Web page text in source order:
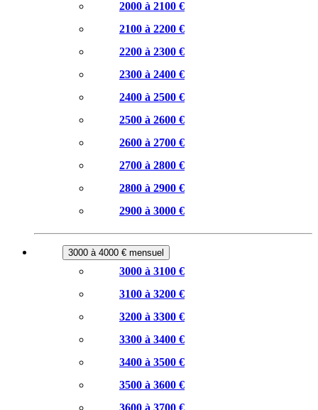
2000 à 2100 €
2100 à 2200 €
2200 à 2300 €
2300 à 2400 €
2400 à 2500 €
2500 à 2600 €
2600 à 2700 €
2700 à 2800 €
2800 à 2900 €
2900 à 3000 €
3000 à 4000 € mensuel
3000 à 3100 €
3100 à 3200 €
3200 à 3300 €
3300 à 3400 €
3400 à 3500 €
3500 à 3600 €
3600 à 3700 €